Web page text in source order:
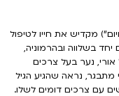
מקדיש את חייו לטיפול
בשלווה ובהרמוניה,
אורי, נער בעל צרכים
נראה שהגיע הגיל
עם צרכים דומים לשלו.